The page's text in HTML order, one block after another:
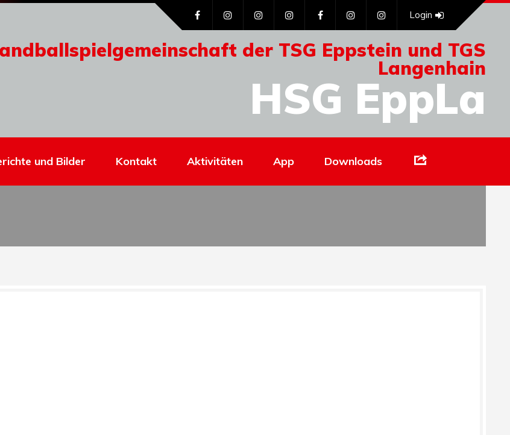
der TSG Eppstein und TGS
Langenhain
HSG EppLa
Login
und Bilder Kontakt Aktivitäten App Downloads